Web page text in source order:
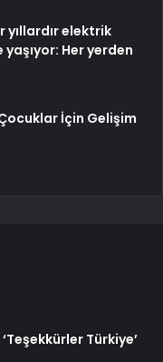
yıllardır elektrik
Her yerden
İçin Gelişim
Türkiye’